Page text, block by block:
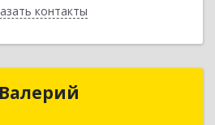
контакты
Назад
Жеденов Валерий